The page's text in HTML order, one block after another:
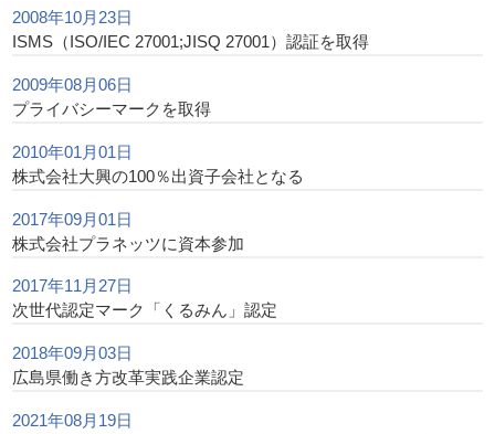
2008年10月23日
ISMS（ISO/IEC 27001;JISQ 27001）認証を取得
2009年08月06日
プライバシーマークを取得
2010年01月01日
株式会社大興の100％出資子会社となる
2017年09月01日
株式会社プラネッツに資本参加
2017年11月27日
次世代認定マーク「くるみん」認定
2018年09月03日
広島県働き方改革実践企業認定
2021年08月19日